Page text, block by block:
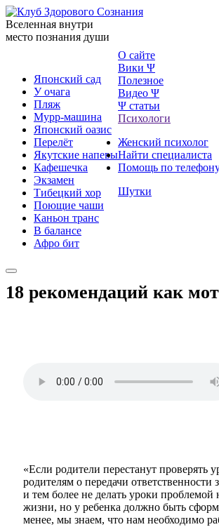
Вселенная внутри
место познания души
Японский сад
У очага
Пляж
Мурр-машина
Японский оазис
Перелёт
Якутские напевы
Кафешечка
Экзамен
Тибецкий хор
Поющие чаши
Каньон транс
В балансе
Афро бит
О сайте
Вики Ψ
Полезное
Видео Ψ
Ψ статьи
Психологи
Женский психолог
Найти специалиста
Помощь по
Шутки
18 рекомендаций как
«Если родители перестанут проверять
родителям о передачи
и тем более не делать уроки
жизни, но у ребенка должно быть
менее, мы знаем, что нам необходимо